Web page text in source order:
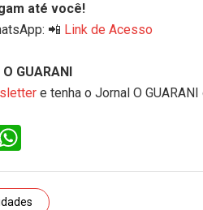
até você!
📲 Link de Acesso
GUARANI
e tenha o Jornal O